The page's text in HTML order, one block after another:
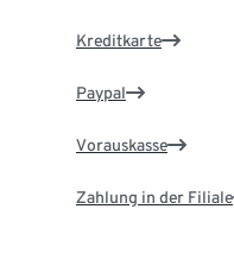
Kreditkarte
Paypal
Vorauskasse
Zahlung in der Filiale